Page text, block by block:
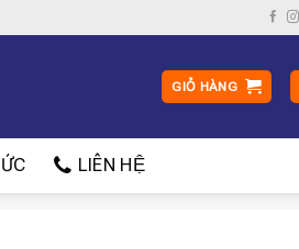
GIỎ HÀNG
LIÊN HỆ